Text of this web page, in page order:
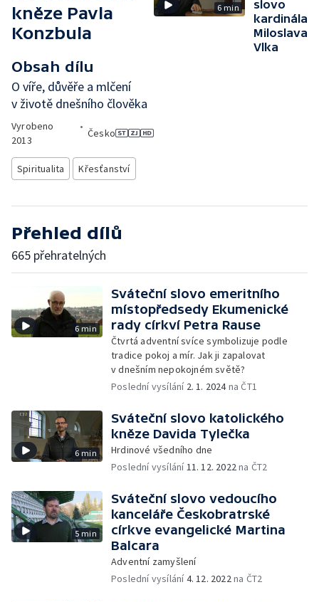
kněze Pavla
Konzbula
Obsah dílu
O víře, důvěře a mlčení
v životě dnešního člověka
Vyrobeno
2013
•
Česko
Spiritualita Křesťanství
6 min
slovo
kardinála
Miloslava
Vlka
Přehled dílů
665 přehratelných
6 min
Sváteční slovo emeritního
místopředsedy Ekumenické
rady církví Petra Rause
Čtvrtá adventní svíce symbolizuje podle
tradice pokoj a mír. Jak ji zapalovat
v dnešním nepokojném světě?
Poslední vysílání 2. 1. 2024na ČT1
6 min
Sváteční slovo katolického
kněze Davida Tylečka
Hrdinové všedního dne
Poslední vysílání11. 12. 2022na ČT2
5 min
Sváteční slovo vedoucího
kanceláře Českobratrské
církve evangelické Martina
Balcara
Adventní zamyšlení
Poslední vysílání4. 12. 2022na ČT2